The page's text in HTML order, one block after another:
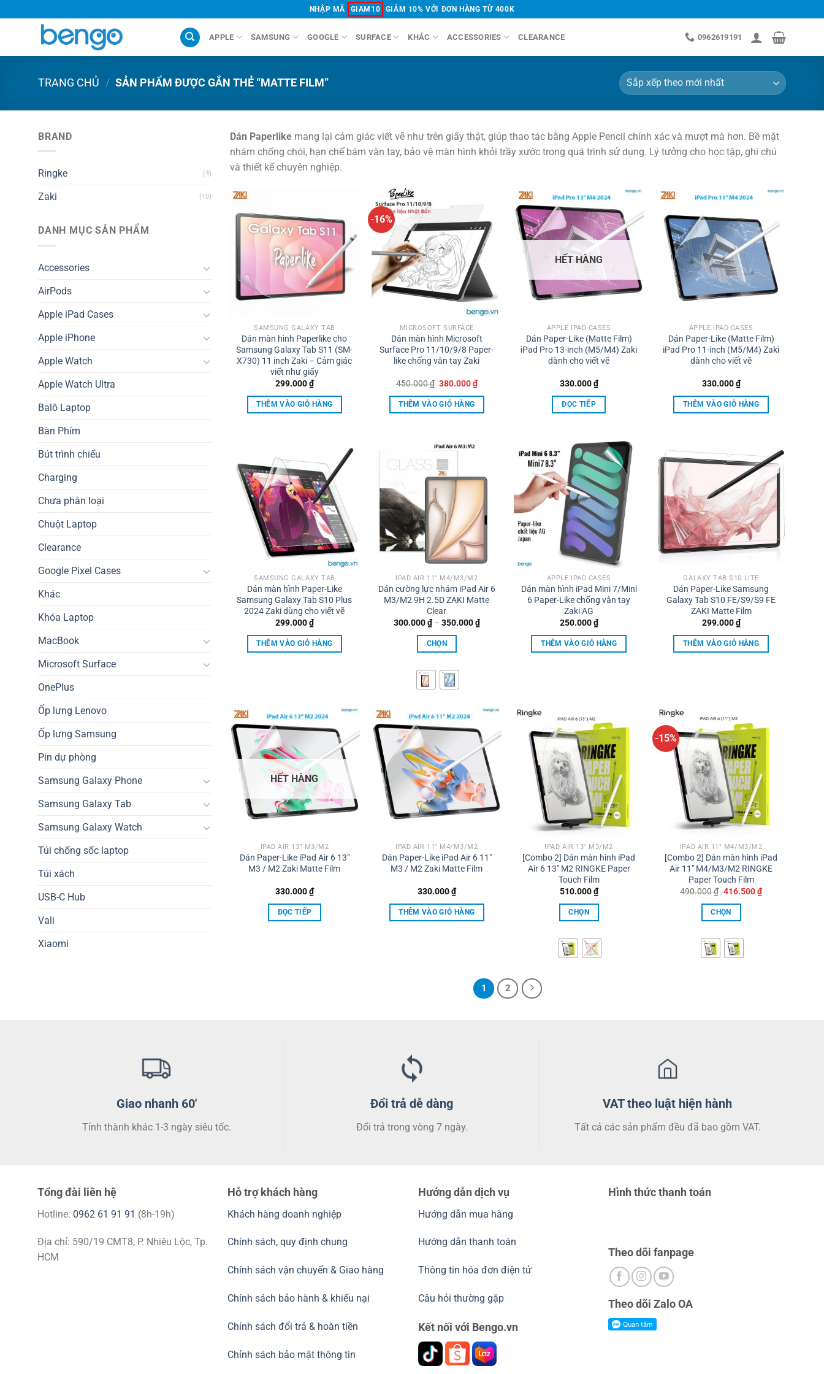
đến
dung
NHẬP MÃ GIAM10 GIẢM 10% VỚI ĐƠN HÀNG TỪ 400K
APPLE SAMSUNG GOOGLE SURFACE KHÁC ACCESSORIES CLEARANCE 0962619191
TRANG CHỦ / SẢN PHẨM ĐƯỢC GẮN THẺ “MATTE FILM”
BRAND
Ringke (4)
Zaki (10)
DANH MỤC SẢN PHẨM
Accessories
AirPods
Apple iPad Cases
Apple iPhone
Apple Watch
Apple Watch Ultra
Balô Laptop
Bàn Phím
Bút trình chiếu
Charging
Chưa phân loại
Chuột Laptop
Clearance
Google Pixel Cases
Khác
Khóa Laptop
MacBook
Microsoft Surface
OnePlus
Ốp lưng Lenovo
Ốp lưng Samsung
Pin dự phòng
Samsung Galaxy Phone
Samsung Galaxy Tab
Samsung Galaxy Watch
Túi chống sốc laptop
Túi xách
USB-C Hub
Vali
Xiaomi
Dán Paperlikemang lại cảm giác viết vẽ như trên giấy thật, giúp thao tác bằng Apple Pencil chính xác và mượt mà hơn. Bề mặt
nhám chống chói, hạn chế bám vân tay, bảo vệ màn hình khỏi trầy xước trong quá trình sử dụng. Lý tưởng cho học tập, ghi chú
và thiết kế chuyên nghiệp.
SAMSUNG GALAXY TAB
Dán màn hình Paperlike cho
Samsung Galaxy Tab S11 (SM-
X730) 11 inch Zaki – Cảm giác
viết như giấy
299.000₫
THÊM VÀO GIỎ HÀNG
-16%
MICROSOFT SURFACE
Dán màn hình Microsoft
Surface Pro 11/10/9/8 Paper-
like chống vân tay Zaki
450.000₫ Giá
là:
450.000 ₫.
380.000₫Giá
THÊM VÀO GIỎ HÀNG
HẾT HÀNG
APPLE IPAD CASES
Dán Paper-Like (Matte Film)
iPad Pro 13-inch (M5/M4) Zaki
dành cho viết vẽ
330.000₫
ĐỌC TIẾP
APPLE IPAD CASES
Dán Paper-Like (Matte Film)
iPad Pro 11-inch (M5/M4) Zaki
dành cho viết vẽ
330.000₫
THÊM VÀO GIỎ HÀNG
SAMSUNG GALAXY TAB
Dán màn hình Paper-Like
Samsung Galaxy Tab S10 Plus
2024 Zaki dùng cho viết vẽ
299.000₫
THÊM VÀO GIỎ HÀNG
IPAD AIR 11" M4/M3/M2
Dán cường lực nhám iPad Air 6
M3/M2 9H 2.5D ZAKI Matte
Clear
300.000₫ – 350.000₫Khoảng
CHỌN
phẩm
này
nhiều
biến
Các
tùy
chọn
có
thể
chọn
trên
trang
phẩm
APPLE IPAD CASES
Dán màn hình iPad Mini 7/Mini
6 Paper-Like chống vân tay
Zaki AG
250.000₫
THÊM VÀO GIỎ HÀNG
GALAXY TAB S10 LITE
Dán Paper-Like Samsung
Galaxy Tab S10 FE/S9/S9 FE
ZAKI Matte Film
299.000₫
THÊM VÀO GIỎ HÀNG
HẾT HÀNG
IPAD AIR 13" M3/M2
Dán Paper-Like iPad Air 6 13″
M3 / M2 Zaki Matte Film
330.000₫
ĐỌC TIẾP
IPAD AIR 11" M4/M3/M2
Dán Paper-Like iPad Air 6 11″
M3 / M2 Zaki Matte Film
330.000₫
THÊM VÀO GIỎ HÀNG
IPAD AIR 13" M3/M2
[Combo 2] Dán màn hình iPad
Air 6 13″ M2 RINGKE Paper
Touch Film
510.000₫
CHỌN
phẩm
này
trên
-15%
IPAD AIR 11" M4/M3/M2
[Combo 2] Dán màn hình iPad
Air 11″ M4/M3/M2 RINGKE
Paper Touch Film
490.000₫ Giá
là:
490.000 ₫.
416.500₫Giá
CHỌN
phẩm
này
được
chọn
trên
1 2
Giao nhanh 60'
Tỉnh thành khác 1-3 ngày siêu tốc.
Đổi trả dễ dàng
Đổi trả trong vòng 7 ngày.
VAT theo luật hiện hành
Tất cả các sản phẩm đều đã bao gồm VAT.
Tổng đài liên hệ
Hotline: 0962 61 91 91 (8h-19h)
Địa chỉ: 590/19 CMT8, P. Nhiêu Lộc, Tp.
HCM
Hỗ trợ khách hàng
Khách hàng doanh nghiệp
Chính sách, quy định chung
Chính sách vận chuyển & Giao hàng
Chính sách bảo hành & khiếu nại
Chính sách đổi trả & hoàn tiền
Chỉnh sách bảo mật thông tin
Hướng dẫn dịch vụ
Hướng dẫn mua hàng
Hướng dẫn thanh toán
Thông tin hóa đơn điện tử
Câu hỏi thường gặp
Kết nối với Bengo.vn
Hình thức thanh toán
Theo dõi fanpage
Theo dõi Zalo OA